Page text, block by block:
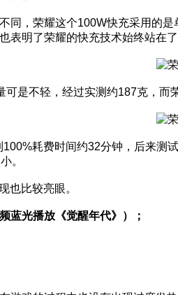
同，荣耀这个100W快充采用的
表明了荣耀的快充技术始终站在了
是不轻，经过实测约187克，
耗费时间约32分钟，后来测
。
也比较亮眼。
蓝光播放《觉醒年代》）；